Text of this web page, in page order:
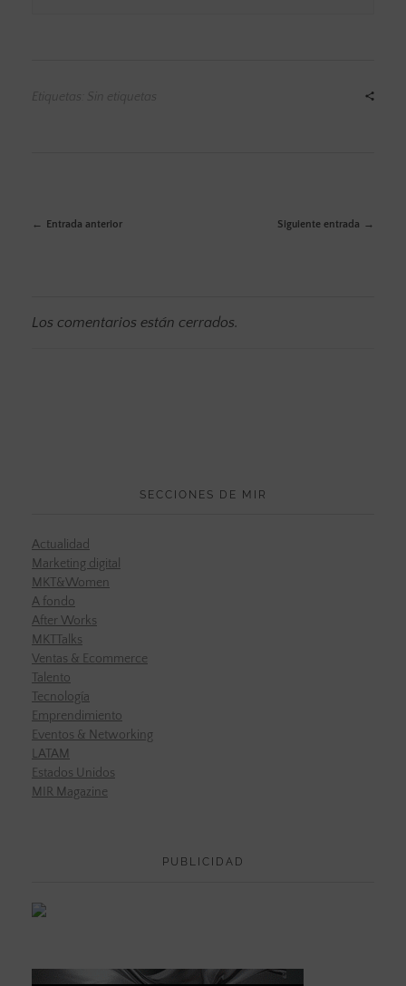
Etiquetas: Sin etiquetas
Entrada anterior Siguiente entrada
Los comentarios están cerrados.
SECCIONES DE MIR
Actualidad
Marketing digital
MKT&Women
A fondo
After Works
MKTTalks
Ventas & Ecommerce
Talento
Tecnología
Emprendimiento
Eventos & Networking
LATAM
Estados Unidos
MIR Magazine
PUBLICIDAD